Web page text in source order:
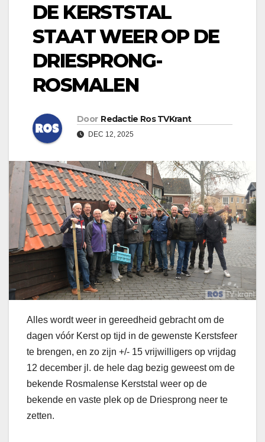
DE KERSTSTAL
STAAT WEER OP DE
DRIESPRONG-
ROSMALEN
Door Redactie Ros TVKrant
DEC 12, 2025
Alles wordt weer in gereedheid gebracht om de
dagen vóór Kerst op tijd in de gewenste Kerstsfeer
te brengen, en zo zijn +/- 15 vrijwilligers op vrijdag
12 december jl. de hele dag bezig geweest om de
bekende Rosmalense Kerststal weer op de
bekende en vaste plek op de Driesprong neer te
zetten.